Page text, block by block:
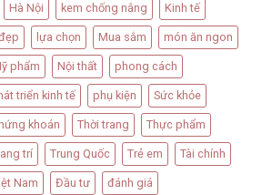
Hà Nội kem chống nắng Kinh tế
lựa chọn Mua sắm món ăn ngon
phẩm Nội thất phong cách
triển kinh tế phụ kiện Sức khỏe
khoán Thời trang Thực phẩm
trí Trung Quốc Trẻ em Tài chính
Nam Đầu tư đánh giá